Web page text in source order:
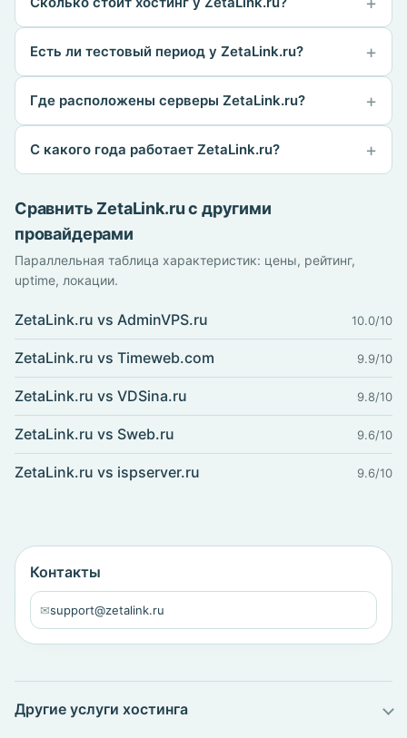
Есть ли тестовый период у ZetaLink.ru?
Где расположены серверы ZetaLink.ru?
С какого года работает ZetaLink.ru?
Сравнить ZetaLink.ru с другими
провайдерами
Параллельная таблица характеристик: цены, рейтинг,
uptime, локации.
ZetaLink.ru vs AdminVPS.ru 10.0/10
ZetaLink.ru vs Timeweb.com 9.9/10
ZetaLink.ru vs VDSina.ru 9.8/10
ZetaLink.ru vs Sweb.ru 9.6/10
ZetaLink.ru vs ispserver.ru 9.6/10
Контакты
✉support@zetalink.ru
Другие услуги хостинга